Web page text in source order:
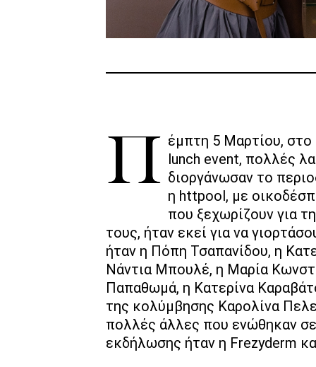
Πέμπτη 5 Μαρτίου, στο εστιατόριο Botrini’s, στο Χαλάνδρι. Ένα lunch event, πολλές
διοργάνωσαν το
η httpool, με
που ξεχωρίζουν για
τους, ήταν εκεί για να
ήταν η Πόπη Τσαπανίδου, η
Νάντια Μπουλέ, η Μαρία
Παπαθωμά, η Κατερίνα
της κολύμβησης Καρολίνα
πολλές άλλες που ενώθηκαν
εκδήλωσης ήταν η Frezyderm